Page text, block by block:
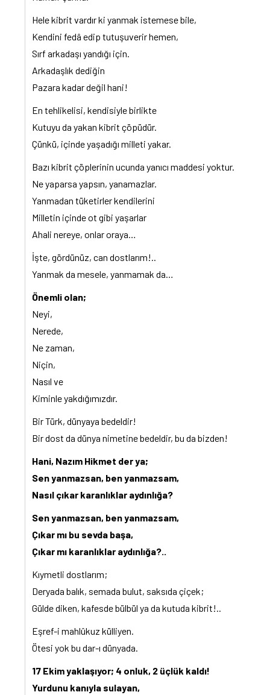
Hele kibrit vardır ki yanmak istemese bile,
Kendini fedâ edip tutuşuverir hemen,
Sırf arkadaşı yandığı için.
Arkadaşlık dediğin
Pazara kadar değil hani!
En tehlikelisi, kendisiyle birlikte
Kutuyu da yakan kibrit çöpüdür.
Çünkü, içinde yaşadığı milleti yakar.
Bazı kibrit çöplerinin ucunda yanıcı maddesi yoktur.
Ne yaparsa yapsın, yanamazlar.
Yanmadan tüketirler kendilerini
Milletin içinde ot gibi yaşarlar
Ahali nereye, onlar oraya…
İşte, gördünüz, can dostlarım!..
Yanmak da mesele, yanmamak da…
Önemli olan;
Neyi,
Nerede,
Ne zaman,
Niçin,
Nasıl ve
Kiminle yakdığımızdır.
Bir Türk, dünyaya bedeldir!
Bir dost da dünya nimetine bedeldir, bu da bizden!
Hani, Nazım Hikmet der ya;
Sen yanmazsan, ben yanmazsam,
Nasıl çıkar karanlıklar aydınlığa?
Sen yanmazsan, ben yanmazsam,
Çıkar mı bu sevda başa,
Çıkar mı karanlıklar aydınlığa?..
Kıymetli dostlarım;
Deryada balık, semada bulut, saksıda çiçek;
Gülde diken, kafesde bülbül ya da kutuda kibrit!..
Eşref-i mahlûkuz külliyen.
Ötesi yok bu dar-ı dünyada.
17 Ekim yaklaşıyor; 4 onluk, 2 üçlük kaldı!
Yurdunu kanıyla sulayan,